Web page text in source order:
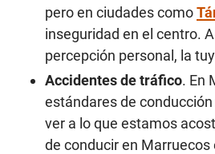
pero en ciudades como
inseguridad en el centro.
percepción personal, la
Accidentes de tráfico. En
estándares de
ver a lo que estamos
de conducir en Marruecos